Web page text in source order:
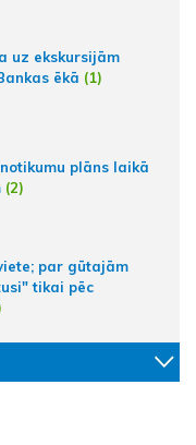
uz ekskursijām
ēkā (1)
plāns laikā
(2)
par gūtajām
tikai pēc